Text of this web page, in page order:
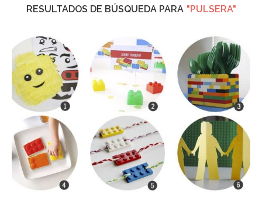
RESULTADOS DE BÚSQUEDA PARA "PULSERA"